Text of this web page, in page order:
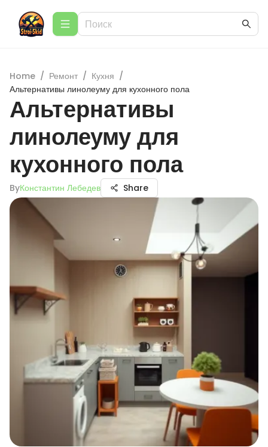
Home / Ремонт / Кухня /
Альтернативы линолеуму для кухонного пола
Альтернативы
линолеуму для
кухонного пола
ByКонстантин Лебедев Share